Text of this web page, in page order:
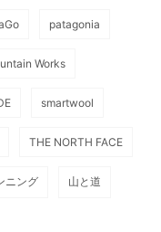
patagonia
Works
smartwool
THE NORTH FACE
ニング 山と道